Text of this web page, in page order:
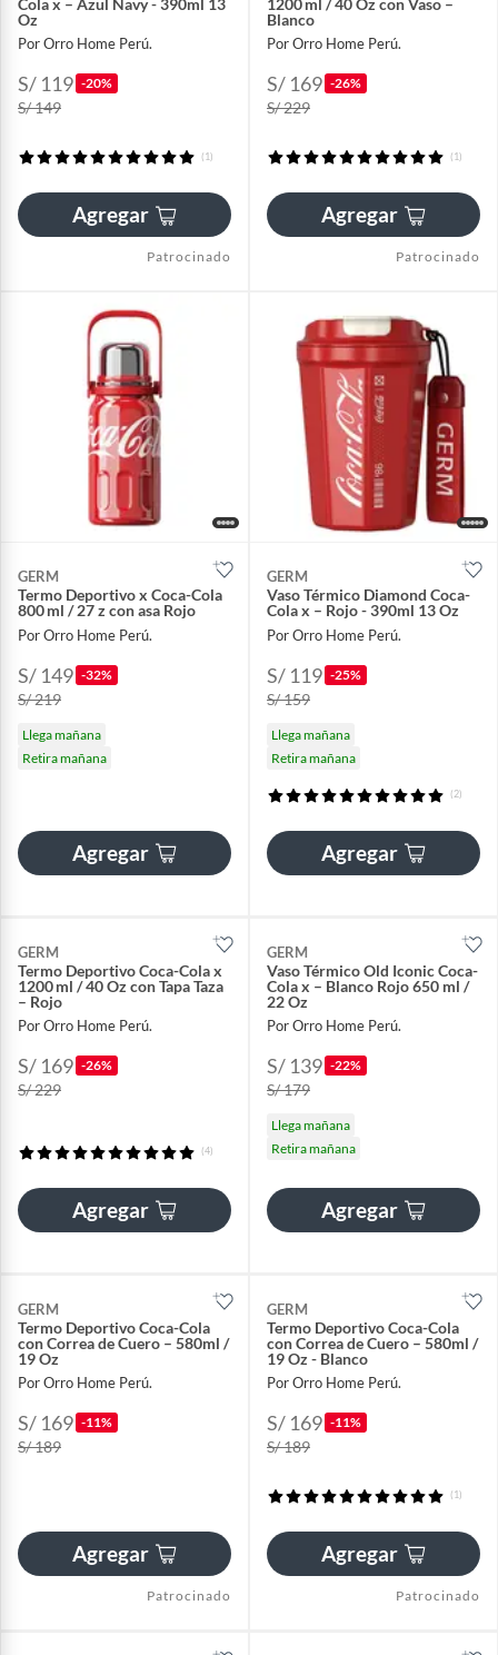
Cola x – Azul Navy - 390ml 13
Oz
Por Orro Home Perú.
S/ 119 -20%
S/ 149
(1)
Agregar
Patrocinado
1200 ml / 40 Oz con Vaso –
Blanco
Por Orro Home Perú.
S/ 169 -26%
S/ 229
(1)
Agregar
Patrocinado
GERM
Termo Deportivo x Coca-Cola
800 ml / 27 z con asa Rojo
Por Orro Home Perú.
S/ 149 -32%
S/ 219
Llega mañana
Retira mañana
Agregar
GERM
Vaso Térmico Diamond Coca-
Cola x – Rojo - 390ml 13 Oz
Por Orro Home Perú.
S/ 119 -25%
S/ 159
Llega mañana
Retira mañana
(2)
Agregar
GERM
Termo Deportivo Coca-Cola x
1200 ml / 40 Oz con Tapa Taza
– Rojo
Por Orro Home Perú.
S/ 169 -26%
S/ 229
(4)
Agregar
GERM
Vaso Térmico Old Iconic Coca-
Cola x – Blanco Rojo 650 ml /
22 Oz
Por Orro Home Perú.
S/ 139 -22%
S/ 179
Llega mañana
Retira mañana
Agregar
GERM
Termo Deportivo Coca-Cola
con Correa de Cuero – 580ml /
19 Oz
Por Orro Home Perú.
S/ 169 -11%
S/ 189
Agregar
Patrocinado
GERM
Termo Deportivo Coca-Cola
con Correa de Cuero – 580ml /
19 Oz - Blanco
Por Orro Home Perú.
S/ 169 -11%
S/ 189
(1)
Agregar
Patrocinado